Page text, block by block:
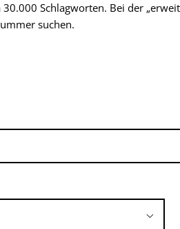
Schlagworten. Bei der
suchen.